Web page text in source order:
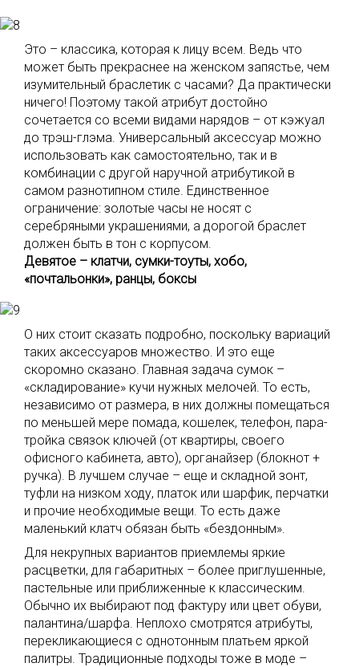
Это – классика, которая к лицу всем. Ведь что
может быть прекраснее на женском запястье, чем
изумительный браслетик с часами? Да практически
ничего! Поэтому такой атрибут достойно
сочетается со всеми видами нарядов – от кэжуал
до трэш-глэма. Универсальный аксессуар можно
использовать как самостоятельно, так и в
комбинации с другой наручной атрибутикой в
самом разнотипном стиле. Единственное
ограничение: золотые часы не носят с
серебряными украшениями, а дорогой браслет
должен быть в тон с корпусом.
Девятое – клатчи, сумки-тоуты, хобо,
«почтальонки», ранцы, боксы
О них стоит сказать подробно, поскольку вариаций
таких аксессуаров множество. И это еще
скоромно сказано. Главная задача сумок –
«складирование» кучи нужных мелочей. То есть,
независимо от размера, в них должны помещаться
по меньшей мере помада, кошелек, телефон, пара-
тройка связок ключей (от квартиры, своего
офисного кабинета, авто), органайзер (блокнот +
ручка). В лучшем случае – еще и складной зонт,
туфли на низком ходу, платок или шарфик, перчатки
и прочие необходимые вещи. То есть даже
маленький клатч обязан быть «бездонным».
Для некрупных вариантов приемлемы яркие
расцветки, для габаритных – более приглушенные,
пастельные или приближенные к классическим.
Обычно их выбирают под фактуру или цвет обуви,
палантина/шарфа. Неплохо смотрятся атрибуты,
перекликающиеся с однотонным платьем яркой
палитры. Традиционные подходы тоже в моде –